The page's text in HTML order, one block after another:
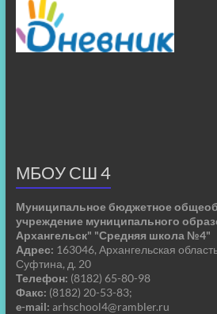
МБОУ СШ 4
Муниципальное бюджетное
учреждение муниципального
Архангельск" "Средняя школа №4"
Адрес: 163046, Архангельская
Суфтина, д. 20
Телефон: (8182) 65-80-98
Факс: (8182) 20-53-83;
e-mail: arhschool4@rambler.ru